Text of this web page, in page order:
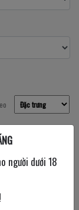
người dưới 18